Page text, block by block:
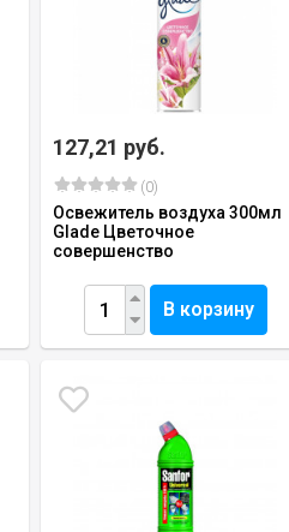
127,21 руб.
(0)
Освежитель воздуха 300мл
Glade Цветочное
совершенство
В корзину